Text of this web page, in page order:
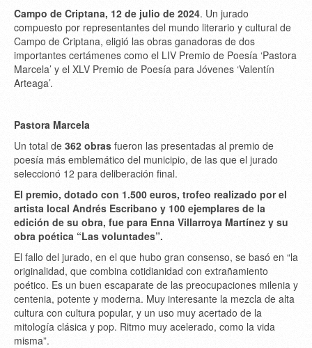
Campo de Criptana, 12 de julio de 2024. Un jurado
compuesto por representantes del mundo literario y cultural de
Campo de Criptana, eligió las obras ganadoras de dos
importantes certámenes como el LIV Premio de Poesía ‘Pastora
Marcela’ y el XLV Premio de Poesía para Jóvenes ‘Valentín
Arteaga’.
Pastora Marcela
Un total de 362 obras fueron las presentadas al premio de
poesía más emblemático del municipio, de las que el jurado
seleccionó 12 para deliberación final.
El premio, dotado con 1.500 euros, trofeo realizado por el
artista local Andrés Escribano y 100 ejemplares de la
edición de su obra, fue para Enna Villarroya Martínez y su
obra poética “Las voluntades”.
El fallo del jurado, en el que hubo gran consenso, se basó en “la
originalidad, que combina cotidianidad con extrañamiento
poético. Es un buen escaparate de las preocupaciones milenia y
centenia, potente y moderna. Muy interesante la mezcla de alta
cultura con cultura popular, y un uso muy acertado de la
mitología clásica y pop. Ritmo muy acelerado, como la vida
misma”.